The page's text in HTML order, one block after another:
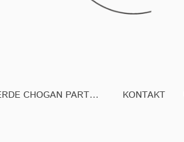
WERDE CHOGAN PARTNER KONTAKT